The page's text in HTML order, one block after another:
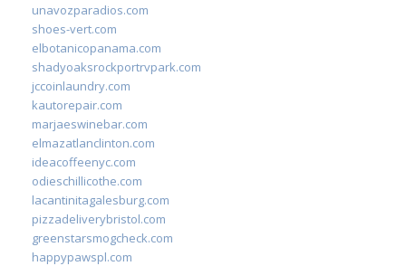
unavozparadios.com
shoes-vert.com
elbotanicopanama.com
shadyoaksrockportrvpark.com
jccoinlaundry.com
kautorepair.com
marjaeswinebar.com
elmazatlanclinton.com
ideacoffeenyc.com
odieschillicothe.com
lacantinitagalesburg.com
pizzadeliverybristol.com
greenstarsmogcheck.com
happypawspl.com